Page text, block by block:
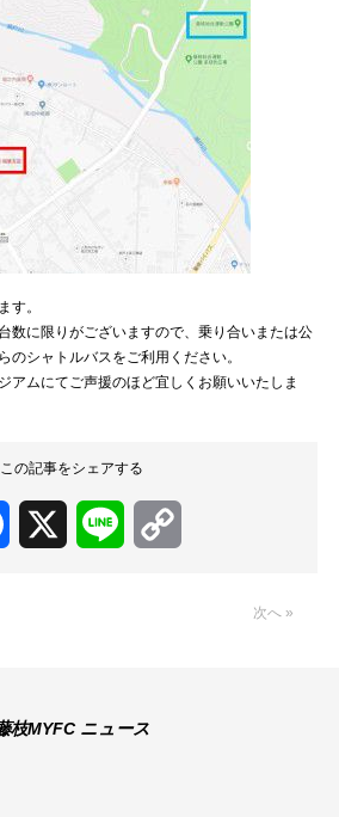
す。
数に限りがございますので、乗り合いまたは公
のシャトルバスをご利用ください。
アムにてご声援のほど宜しくお願いいたしま
この記事をシェアする
Facebook Line
次へ »
枝MYFC ニュース